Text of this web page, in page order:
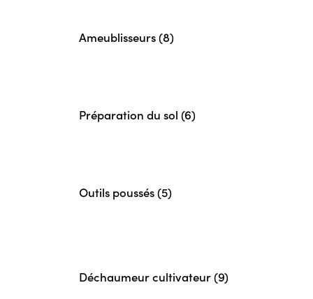
Ameublisseurs (8)
Préparation du sol (6)
Outils poussés (5)
Déchaumeur cultivateur (9)